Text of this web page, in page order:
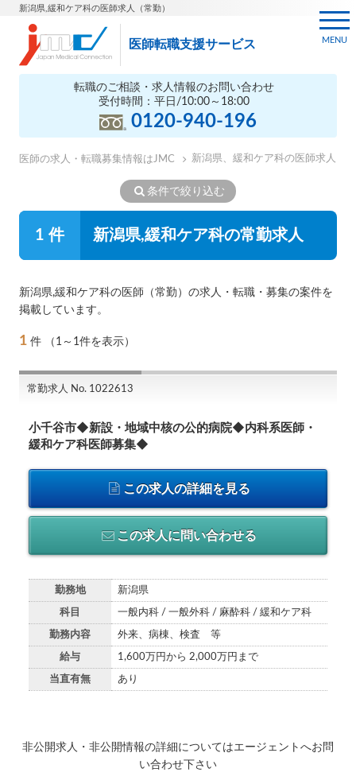
新潟県,緩和ケア科の医師求人（常勤）
医師転職支援サービス
転職のご相談・求人情報のお問い合わせ
受付時間：平日/10:00～18:00
0120-940-196
MENU
医師の求人・転職募集情報はJMC 新潟県、緩和ケア科の医師求人
条件で絞り込む
1 件 新潟県,緩和ケア科の常勤求人
新潟県,緩和ケア科の医師（常勤）の求人・転職・募集の案件を
掲載しています。
1 件 （1～1件を表示）
常勤求人 No. 1022613
小千谷市◆新設・地域中核の公的病院◆内科系医師・
緩和ケア科医師募集◆
この求人の詳細を見る
この求人に問い合わせる
勤務地 新潟県
科目 一般内科 / 一般外科 / 麻酔科 / 緩和ケア科
勤務内容 外来、病棟、検査 等
給与 1,600万円から 2,000万円まで
当直有無 あり
非公開求人・非公開情報の詳細についてはエージェントへお問
い合わせ下さい